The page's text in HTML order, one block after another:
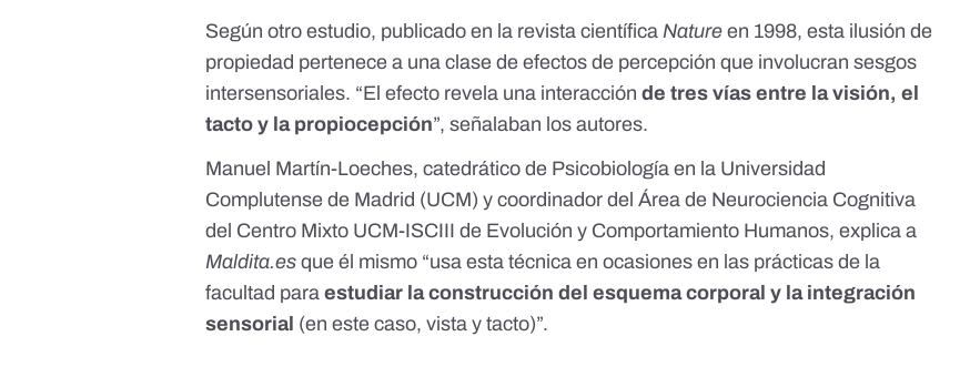
Según otro estudio, publicado en la revista científicaNature en 1998, esta ilusión de
propiedad pertenece a una clase de efectos de percepción que involucran sesgos
intersensoriales. “El efecto revela una interacciónde tres vías entre la visión, el
tacto y la propiocepción”, señalaban los autores.
Manuel Martín-Loeches, catedrático de Psicobiología en la Universidad
Complutense de Madrid (UCM) y coordinador del Área de Neurociencia Cognitiva
del Centro Mixto UCM-ISCIII de Evolución y Comportamiento Humanos, explica a
Maldita.es que él mismo “usa esta técnica en ocasiones en las prácticas de la
facultad paraestudiar la construcción del esquema corporal y la integración
sensorial (en este caso, vista y tacto)”.